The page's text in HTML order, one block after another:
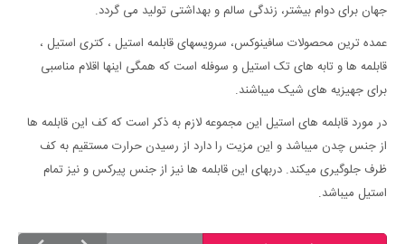
جهان برای دوام بیشتر، زندگی سالم و بهداشتی تولید می گردد.
عمده ترین محصولات سافینوکس، سرویسهای قابلمه استیل ، کتری استیل ،
قابلمه ها و تابه های تک استیل و سوفله است که همگی اینها اقلام مناسبی
برای جهیزیه های شیک میباشند.
در مورد قابلمه های استیل این مجموعه لازم به ذکر است که کف این قابلمه ها
از جنس چدن میباشد و این مزیت را دارد از رسیدن حرارت مستقیم به کف
ظرف جلوگیری میکند. دربهای این قابلمه ها نیز از جنس پیرکس و نیز تمام
استیل میباشد.